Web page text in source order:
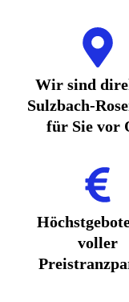
Wir sind
Sulzbach-
für Sie vor
voller